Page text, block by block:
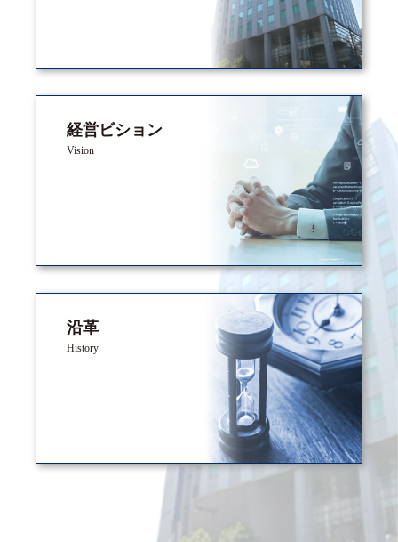
経営ビション
Vision
沿革
History